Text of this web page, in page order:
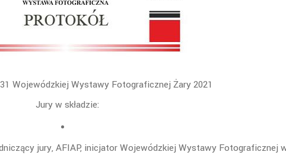
Wojewódzkiej Wystawy Fotograficznej Żary 2021
Jury w składzie:
jury, AFIAP, inicjator Wojewódzkiej Wystawy Fotograficznej